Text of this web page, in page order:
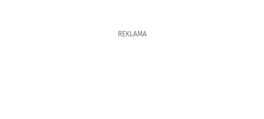
REKLAMA